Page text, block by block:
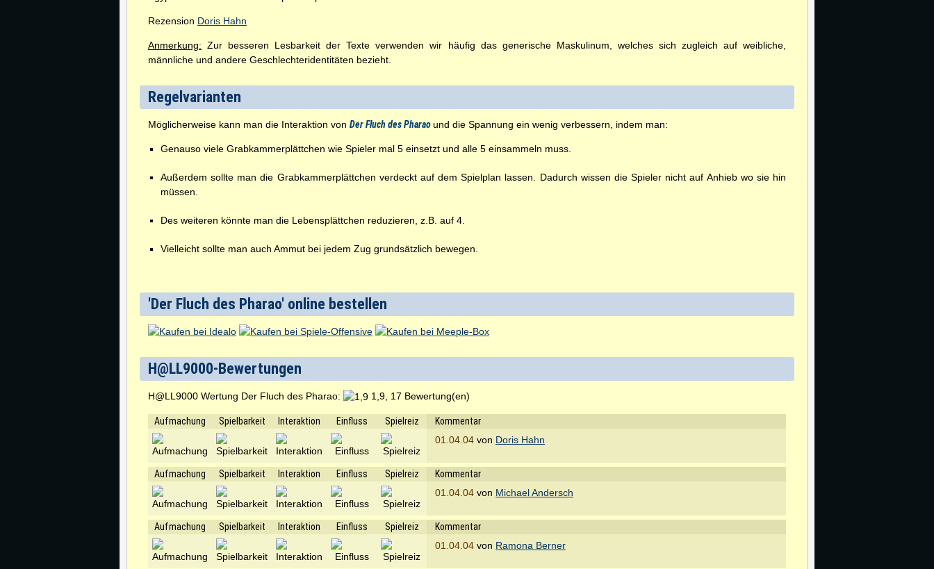
Rezension Doris Hahn
Anmerkung: Zur besseren Lesbarkeit der Texte verwenden wir häufig das generische Maskulinum, welches sich zugleich auf weibliche,
männliche und andere Geschlechteridentitäten bezieht.
Regelvarianten
Möglicherweise kann man die Interaktion von Der Fluch des Pharaound die Spannung ein wenig verbessern, indem man:
Genauso viele Grabkammerplättchen wie Spieler mal 5 einsetzt und alle 5 einsammeln muss.
Außerdem sollte man die Grabkammerplättchen verdeckt auf dem Spielplan lassen. Dadurch wissen die Spieler nicht auf Anhieb wo sie hin
müssen.
Des weiteren könnte man die Lebensplättchen reduzieren, z.B. auf 4.
Vielleicht sollte man auch Ammut bei jedem Zug grundsätzlich bewegen.
'Der Fluch des Pharao' online bestellen
H@LL9000-Bewertungen
H@LL9000 Wertung Der Fluch des Pharao: 1,9, 17 Bewertung(en)
Aufmachung Spielbarkeit Interaktion Einfluss Spielreiz
Kommentar
01.04.04 von Doris Hahn
Aufmachung Spielbarkeit Interaktion Einfluss Spielreiz
Kommentar
01.04.04 von Michael Andersch
Aufmachung Spielbarkeit Interaktion Einfluss Spielreiz
Kommentar
01.04.04 von Ramona Berner